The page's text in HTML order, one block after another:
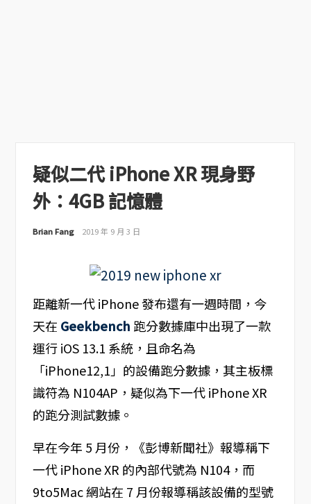
疑似二代 iPhone XR 現身野
外：4GB 記憶體
Brian Fang 2019 年 9 月 3 日
距離新一代 iPhone 發布還有一週時間，今
天在 Geekbench 跑分數據庫中出現了一款
運行 iOS 13.1 系統，且命名為
「iPhone12,1」的設備跑分數據，其主板標
識符為 N104AP，疑似為下一代 iPhone XR
的跑分測試數據。
早在今年 5 月份，《彭博新聞社》報導稱下
一代 iPhone XR 的內部代號為 N104，而
9to5Mac 網站在 7 月份報導稱該設備的型號